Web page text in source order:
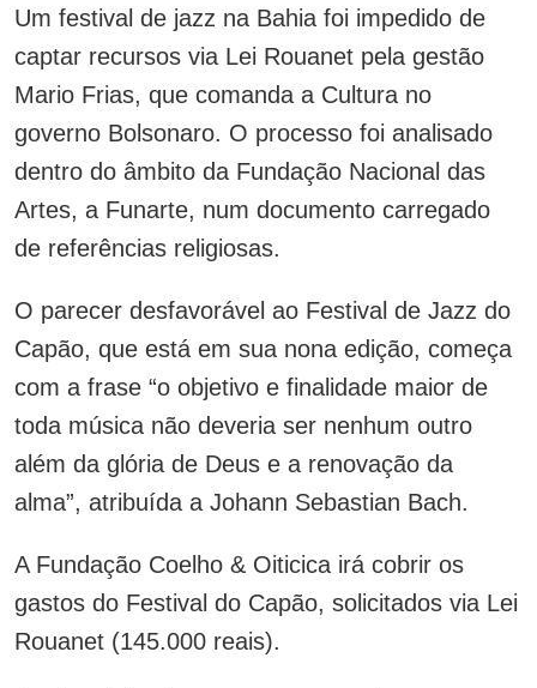
Um festival de jazz na Bahia foi impedido de
captar recursos via Lei Rouanet pela gestão
Mario Frias, que comanda a Cultura no
governo Bolsonaro. O processo foi analisado
dentro do âmbito da Fundação Nacional das
Artes, a Funarte, num documento carregado
de referências religiosas.
O parecer desfavorável ao Festival de Jazz do
Capão, que está em sua nona edição, começa
com a frase “o objetivo e finalidade maior de
toda música não deveria ser nenhum outro
além da glória de Deus e a renovação da
alma”, atribuída a Johann Sebastian Bach.
A Fundação Coelho & Oiticica irá cobrir os
gastos do Festival do Capão, solicitados via Lei
Rouanet (145.000 reais).